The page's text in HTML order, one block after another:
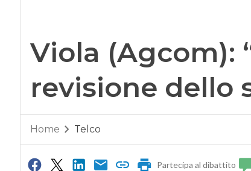
Viola (Agcom):
revisione dello
Home Telco
Partecipa al dibattito